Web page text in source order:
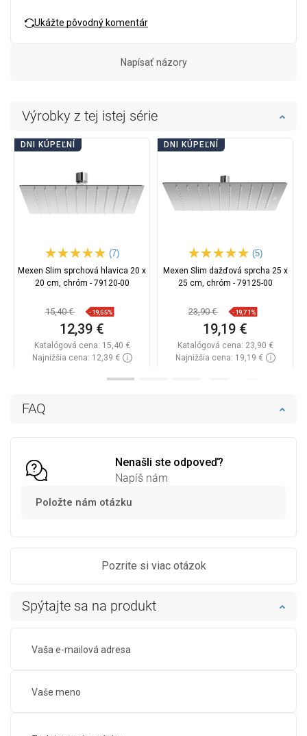
FAQ
Nenašli ste odpoveď?
Napíš nám
Položte nám otázku
Pozrite si viac otázok
Ukážte pôvodný komentár
Napísať názory
Spýtajte sa na produkt
Výrobky z tej istej série
DNI KÚPEĽNÍ
(7)
Mexen Slim sprchová hlavica 20 x
20 cm, chróm - 79120-00
15,40 € -19,55%
12,39 €
Katalógová cena: 15,40 €
Najnižšia cena: 12,39 €
DNI KÚPEĽNÍ
(5)
Mexen Slim dažďová sprcha 25 x
25 cm, chróm - 79125-00
23,90 € -19,71%
19,19 €
Katalógová cena: 23,90 €
Najnižšia cena: 19,19 €